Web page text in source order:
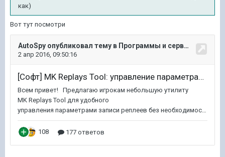
как)
Вот тут посмотри